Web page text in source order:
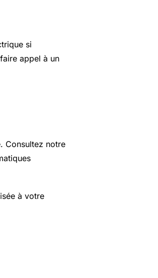
si
appel à un
Consultez notre
à votre